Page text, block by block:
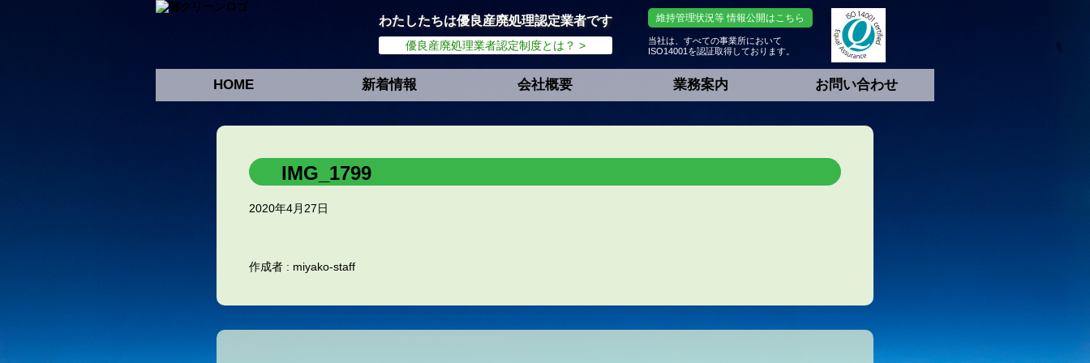
わたしたちは優良産廃処理認定業者です
優良産廃処理業者認定制度とは？ >
維持管理状況等 情報公開はこちら
当社は、すべての事業所において
ISO14001を認証取得しております。
HOME 新着情報 会社概要 業務案内 お問い合わせ
IMG_1799
2020年4月27日
作成者 : miyako-staff